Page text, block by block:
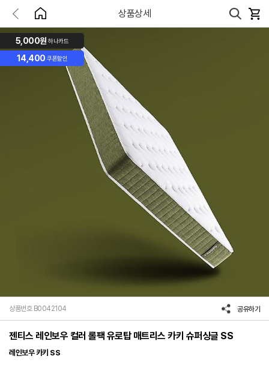
상품상세
5,000원 하나카드
14,400 쿠폰할인
상품번호 B0042104 공유하기
젠티스 레인보우 컬러 롤팩 유로탑 매트리스 카키 슈퍼싱글 SS
레인보우 카키 SS